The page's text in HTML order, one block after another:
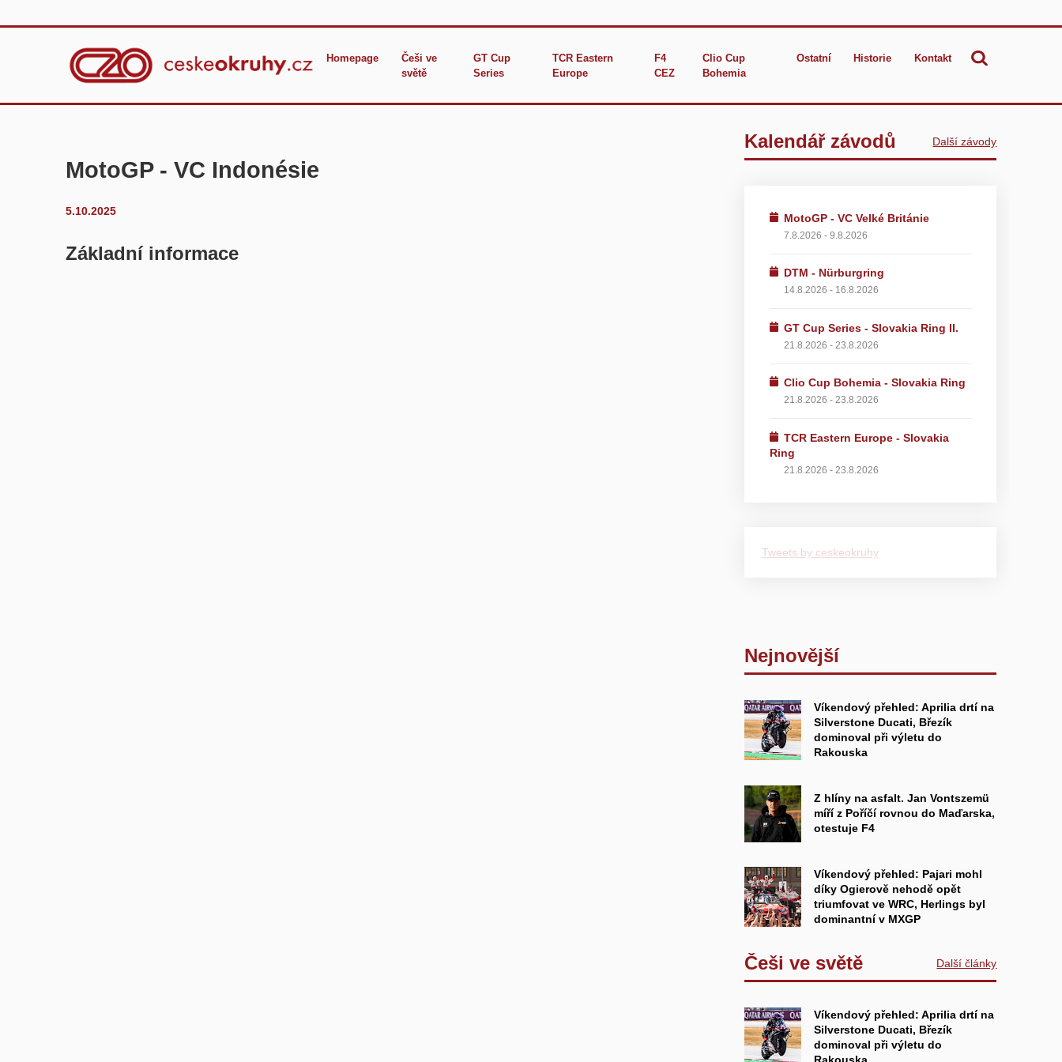
Homepage
Češi ve
světě
GT Cup
Series
TCR Eastern
Europe
F4
CEZ
Clio Cup
Bohemia
Ostatní Historie Kontakt
MotoGP - VC Indonésie
5.10.2025
Základní informace
Kalendář závodů Další závody
MotoGP - VC Velké Británie
7.8.2026 - 9.8.2026
DTM - Nürburgring
14.8.2026 - 16.8.2026
GT Cup Series - Slovakia Ring II.
21.8.2026 - 23.8.2026
Clio Cup Bohemia - Slovakia Ring
21.8.2026 - 23.8.2026
TCR Eastern Europe - Slovakia
Ring
21.8.2026 - 23.8.2026
Tweets by ceskeokruhy
Nejnovější
Víkendový přehled: Aprilia drtí na
Silverstone Ducati, Březík
dominoval při výletu do
Rakouska
Z hlíny na asfalt. Jan Vontszemü
míří z Poříčí rovnou do Maďarska,
otestuje F4
Víkendový přehled: Pajari mohl
díky Ogierově nehodě opět
triumfovat ve WRC, Herlings byl
dominantní v MXGP
Češi ve světě Další články
Víkendový přehled: Aprilia drtí na
Silverstone Ducati, Březík
dominoval při výletu do